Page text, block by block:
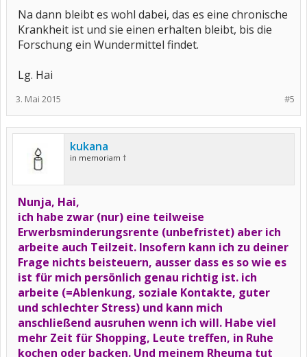
Na dann bleibt es wohl dabei, das es eine chronische
Krankheit ist und sie einen erhalten bleibt, bis die
Forschung ein Wundermittel findet.
Lg. Hai
#5
3. Mai 2015
kukana
in memoriam †
Nunja, Hai,
ich habe zwar (nur) eine teilweise
Erwerbsminderungsrente (unbefristet) aber ich
arbeite auch Teilzeit. Insofern kann ich zu deiner
Frage nichts beisteuern, ausser dass es so wie es
ist für mich persönlich genau richtig ist. ich
arbeite (=Ablenkung, soziale Kontakte, guter
und schlechter Stress) und kann mich
anschließend ausruhen wenn ich will. Habe viel
mehr Zeit für Shopping, Leute treffen, in Ruhe
kochen oder backen. Und meinem Rheuma tut